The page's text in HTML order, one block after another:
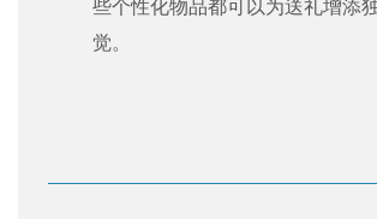
些个性化物品都可以为送礼增添
觉。